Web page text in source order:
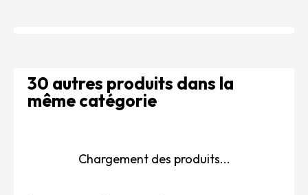
30 autres produits dans la
même catégorie
Chargement des produits...